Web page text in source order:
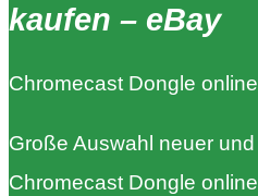
kaufen – eBay
Chromecast Dongle
Große Auswahl neuer
Chromecast Dongle